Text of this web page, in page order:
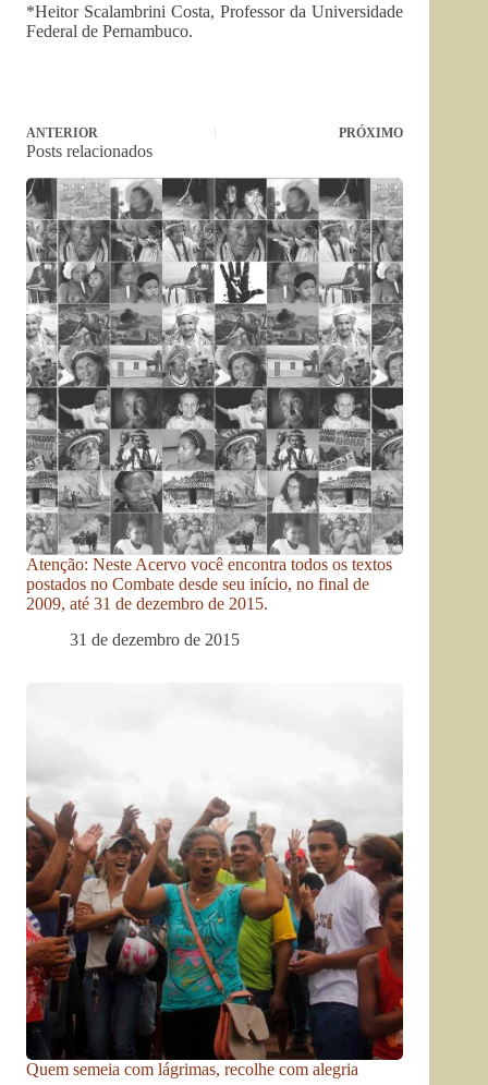
*Heitor Scalambrini Costa, Professor da Universidade
Federal de Pernambuco.
ANTERIOR PRÓXIMO
Posts relacionados
Atenção: Neste Acervo você encontra todos os textos
postados no Combate desde seu início, no final de
2009, até 31 de dezembro de 2015.
31 de dezembro de 2015
Quem semeia com lágrimas, recolhe com alegria